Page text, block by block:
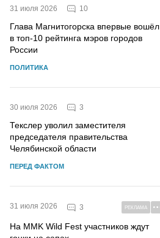
31 июля 2026 10
Глава Магнитогорска впервые вошёл
в топ-10 рейтинга мэров городов
России
ПОЛИТИКА
30 июля 2026 3
Текслер уволил заместителя
председателя правительства
Челябинской области
ПЕРЕД ФАКТОМ
31 июля 2026 3 РЕКЛАМА
На MMK Wild Fest участников ждут